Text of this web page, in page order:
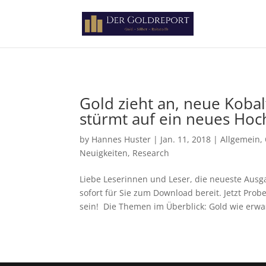
Gold zieht an, neue
stürmt auf ein neues
by Hannes Huster | Jan. 11, 2018 |Allgemein,
Neuigkeiten, Research
Liebe Leserinnen und Leser, die neueste
sofort für Sie zum Download bereit. Jetzt
sein! Die Themen im Überblick: Gold wie